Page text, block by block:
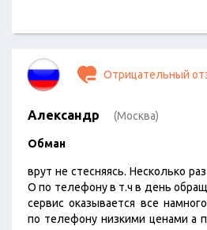
кредитного отдела -
довольны, все на высшем уровне.
Отрицательный
Александр (Москва)
Обман
врут не стесняясь. Несколько
О по телефону в т.ч в день
сервис оказывается все
по телефону низкими ценами а